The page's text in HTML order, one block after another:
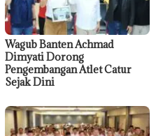
Wagub Banten Achmad
Dimyati Dorong
Pengembangan Atlet Catur
Sejak Dini